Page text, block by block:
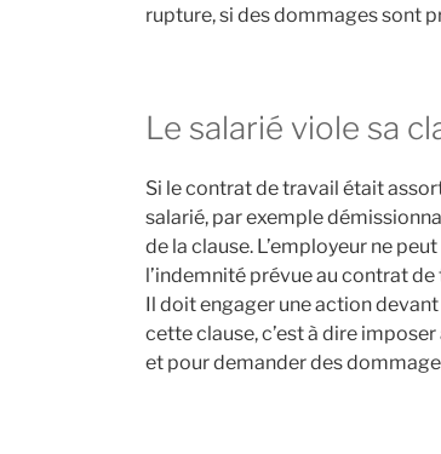
rupture, si des dommages sont
Le salarié viole sa
Si le contrat de travail était
salarié, par exemple
de la clause. L’employeur ne
l’indemnité prévue au contrat de
Il doit engager une action
cette clause, c’est à dire
et pour demander des